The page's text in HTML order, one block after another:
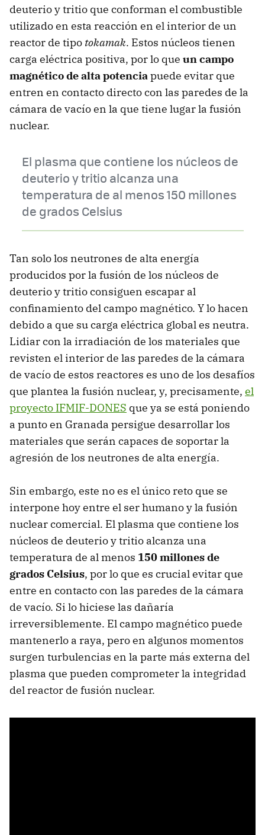
deuterio y tritio que conforman el combustible
utilizado en esta reacción en el interior de un
reactor de tipo tokamak. Estos núcleos tienen
carga eléctrica positiva, por lo que un campo
magnético de alta potenciapuede evitar que
entren en contacto directo con las paredes de la
cámara de vacío en la que tiene lugar la fusión
nuclear.
El plasma que contiene los núcleos de
deuterio y tritio alcanza una
temperatura de al menos 150 millones
de grados Celsius
Tan solo los neutrones de alta energía
producidos por la fusión de los núcleos de
deuterio y tritio consiguen escapar al
confinamiento del campo magnético. Y lo hacen
debido a que su carga eléctrica global es neutra.
Lidiar con la irradiación de los materiales que
revisten el interior de las paredes de la cámara
de vacío de estos reactores es uno de los desafíos
que plantea la fusión nuclear, y, precisamente, el
proyecto IFMIF-DONES que ya se está poniendo
a punto en Granada persigue desarrollar los
materiales que serán capaces de soportar la
agresión de los neutrones de alta energía.
Sin embargo, este no es el único reto que se
interpone hoy entre el ser humano y la fusión
nuclear comercial. El plasma que contiene los
núcleos de deuterio y tritio alcanza una
temperatura de al menos 150 millones de
grados Celsius, por lo que es crucial evitar que
entre en contacto con las paredes de la cámara
de vacío. Si lo hiciese las dañaría
irreversiblemente. El campo magnético puede
mantenerlo a raya, pero en algunos momentos
surgen turbulencias en la parte más externa del
plasma que pueden comprometer la integridad
del reactor de fusión nuclear.